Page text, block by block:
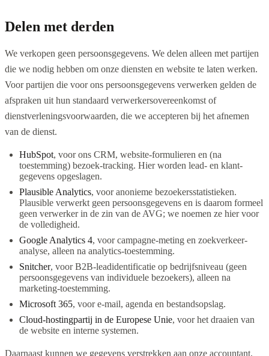
Delen met derden
We verkopen geen persoonsgegevens. We delen alleen met partijen
die we nodig hebben om onze diensten en website te laten werken.
Voor partijen die voor ons persoonsgegevens verwerken gelden de
afspraken uit hun standaard verwerkersovereenkomst of
dienstverleningsvoorwaarden, die we accepteren bij het afnemen
van de dienst.
HubSpot, voor ons CRM, website-formulieren en (na
toestemming) bezoek-tracking. Hier worden lead- en klant-
gegevens opgeslagen.
Plausible Analytics, voor anonieme bezoekersstatistieken.
Plausible verwerkt geen persoonsgegevens en is daarom formeel
geen verwerker in de zin van de AVG; we noemen ze hier voor
de volledigheid.
Google Analytics 4, voor campagne-meting en zoekverkeer-
analyse, alleen na analytics-toestemming.
Snitcher, voor B2B-leadidentificatie op bedrijfsniveau (geen
persoonsgegevens van individuele bezoekers), alleen na
marketing-toestemming.
Microsoft 365, voor e-mail, agenda en bestandsopslag.
Cloud-hostingpartij in de Europese Unie, voor het draaien van
de website en interne systemen.
Daarnaast kunnen we gegevens verstrekken aan onze accountant,